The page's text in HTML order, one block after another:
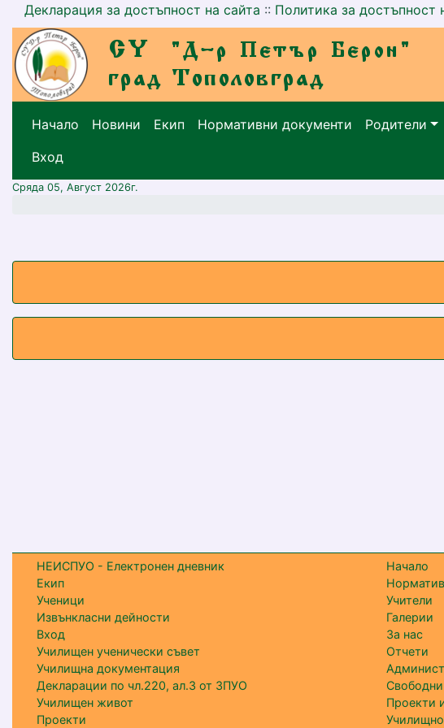
Декларация за достъпност на сайта :: Политика за достъпност
меню горно
Начало Новини Екип Нормативни документи Родители
Вход
Сряда 05, Август 2026г.
НЕИСПУО - Електронен дневник Начало
Екип
Ученици
Учители
Извънкласни дейности
Галерии
Вход
За нас
Училищен ученически съвет
Отчети
Училищна документация
Декларации по чл.220, ал.3 от ЗПУО
Училищен живот
Проекти
Проекти
Училищно